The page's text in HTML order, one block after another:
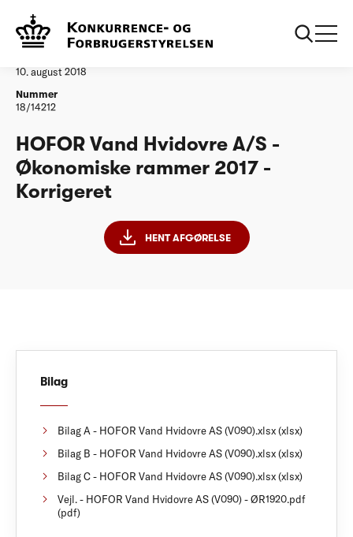
Vandtilsyn
10. august 2018
Nummer
18/14212
HOFOR Vand Hvidovre A/S -
Økonomiske rammer 2017 -
Korrigeret
HENT AFGØRELSE
Bilag
Bilag A - HOFOR Vand Hvidovre AS (V090).xlsx (xlsx)
Bilag B - HOFOR Vand Hvidovre AS (V090).xlsx (xlsx)
Bilag C - HOFOR Vand Hvidovre AS (V090).xlsx (xlsx)
Vejl. - HOFOR Vand Hvidovre AS (V090) - ØR1920.pdf
(pdf)